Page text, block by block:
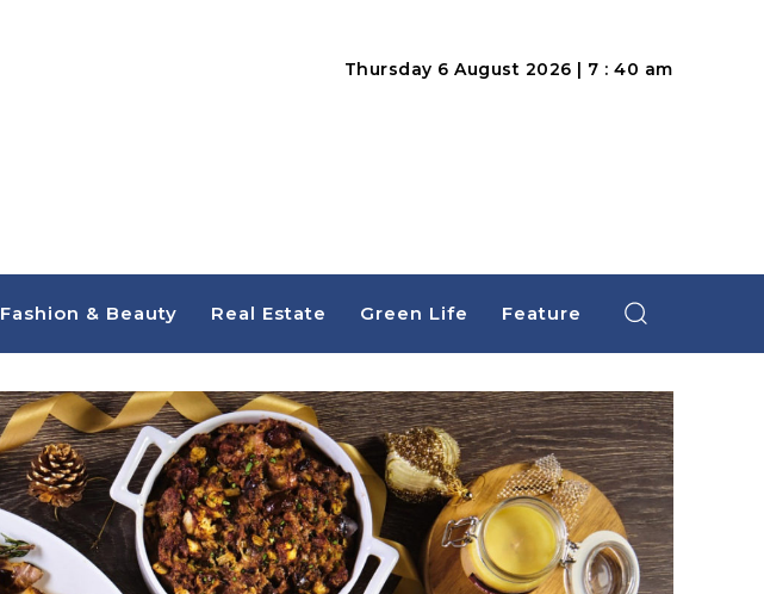
Thursday 6 August 2026 | 7 : 40 am
Fashion & Beauty Real Estate Green Life Feature